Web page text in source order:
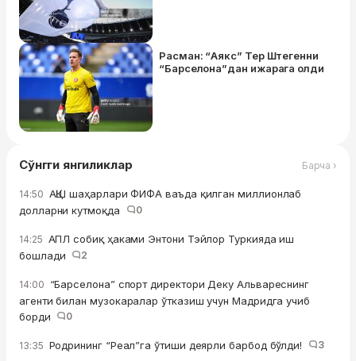
Расман: “Аякс” Тер Штегенни
“Барселона”дан ижарага олди
Сўнгги янгиликлар Барча ›
14:50 АҚШ шаҳарлари ФИФА ваъда қилган миллионлаб
долларни кутмоқда
0
14:25 АПЛ собиқ ҳаками Энтони Тэйлор Туркияда иш
бошлади
2
14:00 “Барселона” спорт директори Деку Альвареснинг
агенти билан музокаралар ўтказиш учун Мадридга учиб
борди
0
13:35 Родрининг “Реал”га ўтиши деярли барбод бўлди! 3